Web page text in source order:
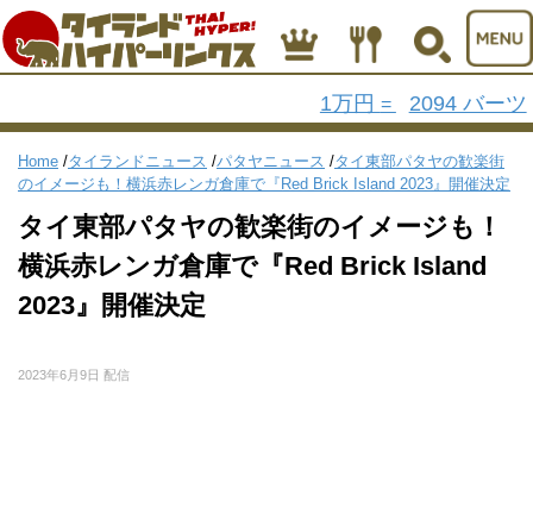
1万円 = 2094 バーツ
Home /タイランドニュース /パタヤニュース /タイ東部パタヤの歓楽街
のイメージも！横浜赤レンガ倉庫で『Red Brick Island 2023』開催決定
タイ東部パタヤの歓楽街のイメージも！
横浜赤レンガ倉庫で『Red Brick Island
2023』開催決定
2023年6月9日 配信